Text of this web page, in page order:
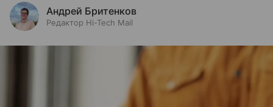
Андрей Бритенков
Редактор Hi-Tech Mail